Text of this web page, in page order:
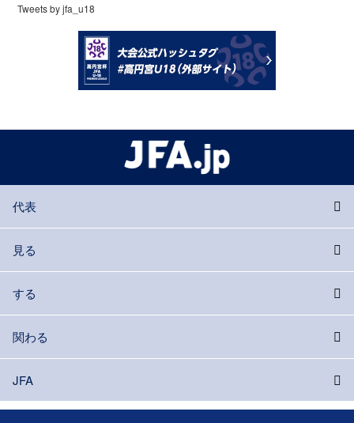
Tweets by jfa_u18
代表
見る
する
関わる
JFA